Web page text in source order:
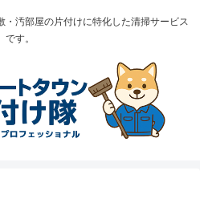
・汚部屋の片付けに特化した清掃サービス
です。